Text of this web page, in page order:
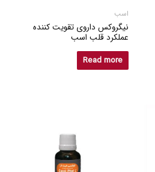
اسب
نیگروکس داروی تقویت کننده
عملکرد قلب اسب
Read more